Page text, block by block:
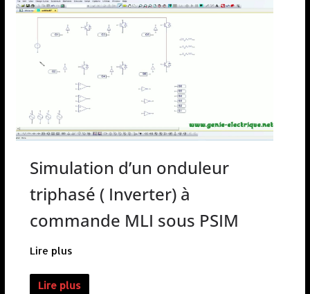
Simulation d’un onduleur
triphasé ( Inverter) à
commande MLI sous PSIM
Lire plus
Lire plus